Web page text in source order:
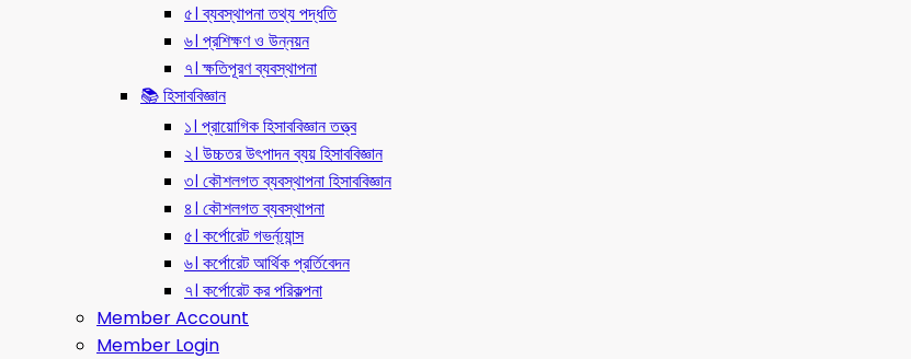
৫। ব্যবস্থাপনা তথ্য পদ্ধতি
৬। প্রশিক্ষণ ও উন্নয়ন
৭। ক্ষতিপূরণ ব্যবস্থাপনা
📚 হিসাববিজ্ঞান
১। প্রায়োগিক হিসাববিজ্ঞান তত্ত্ব
২। উচ্চতর উৎপাদন ব্যয় হিসাববিজ্ঞান
৩। কৌশলগত ব্যবস্থাপনা হিসাববিজ্ঞান
৪। কৌশলগত ব্যবস্থাপনা
৫। কর্পোরেট গভর্ন্য্যান্স
৬। কর্পোরেট আর্থিক প্রর্তিবেদন
৭। কর্পোরেট কর পরিকল্পনা
Member Account
Member Login